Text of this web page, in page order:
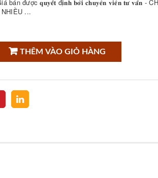
được 𝐪𝐮𝐲𝐞̂́𝐭 đ𝐢̣𝐧𝐡 𝐛𝐨̛̉𝐢 𝐜𝐡𝐮𝐲𝐞̂𝐧 𝐯𝐢𝐞̂𝐧 𝐭𝐮̛ 𝐯𝐚̂́𝐧 -
...
THÊM VÀO GIỎ HÀNG